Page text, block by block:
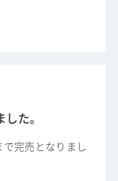
た。
で完売となりまし